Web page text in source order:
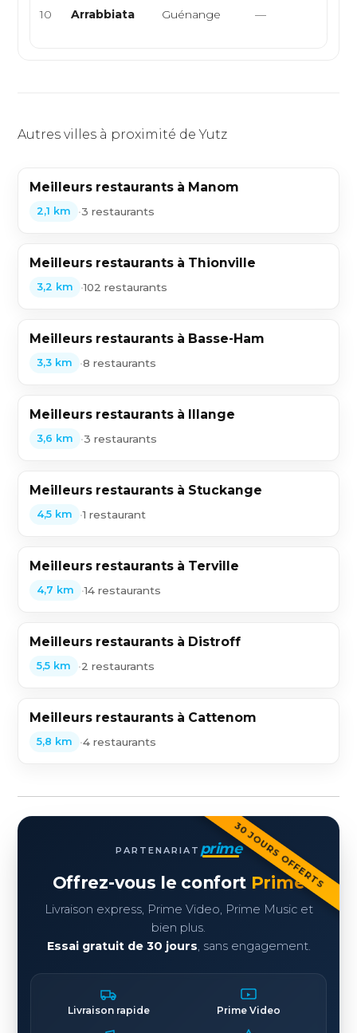
10 Arrabbiata Guénange —
Autres villes à proximité de Yutz
Meilleurs restaurants à Manom
2,1 km •3 restaurants
Meilleurs restaurants à Thionville
3,2 km •102 restaurants
Meilleurs restaurants à Basse-Ham
3,3 km •8 restaurants
Meilleurs restaurants à Illange
3,6 km •3 restaurants
Meilleurs restaurants à Stuckange
4,5 km •1 restaurant
Meilleurs restaurants à Terville
4,7 km •14 restaurants
Meilleurs restaurants à Distroff
5,5 km •2 restaurants
Meilleurs restaurants à Cattenom
5,8 km •4 restaurants
30 JOURS OFFERTS
PARTENARIAT prime
Offrez-vous le confort Prime
Livraison express, Prime Video, Prime Music et
bien plus.
Essai gratuit de 30 jours, sans engagement.
Livraison rapide Prime Video